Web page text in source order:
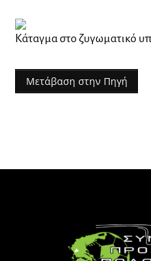
Κάταγμα στο ζυγωματικό
Μετάβαση στην Πηγή